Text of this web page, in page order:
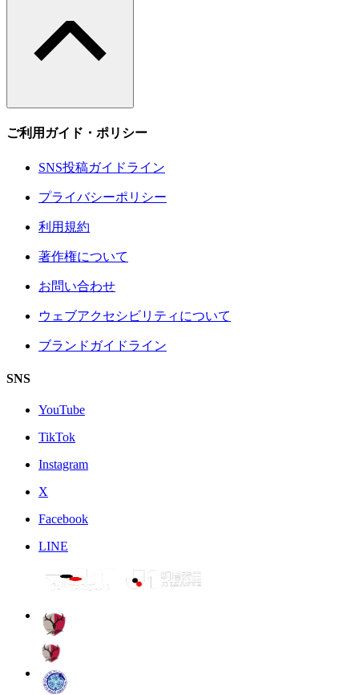
ご利用ガイド・ポリシー
SNS投稿ガイドライン
プライバシーポリシー
利用規約
著作権について
お問い合わせ
ウェブアクセシビリティについて
ブランドガイドライン
SNS
YouTube
TikTok
Instagram
X
Facebook
LINE